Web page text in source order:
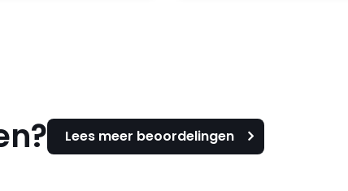
Lees meer beoordelingen